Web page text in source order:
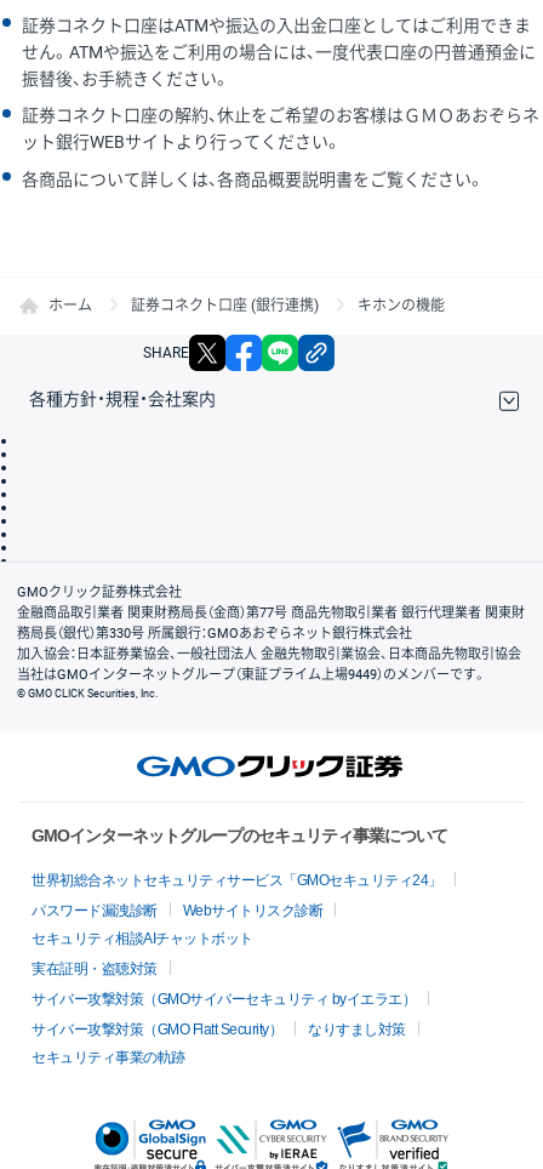
証券コネクト口座はATMや振込の入出金口座としてはご利用できま
せん。ATMや振込をご利用の場合には、一度代表口座の円普通預金に
振替後、お手続きください。
証券コネクト口座の解約、休止をご希望のお客様はＧＭＯあおぞらネ
ット銀行WEBサイトより行ってください。
各商品について詳しくは、各商品概要説明書をご覧ください。
ホーム 証券コネクト口座 (銀行連携) キホンの機能
SHARE X facebook
各種方針・規程・会社案内
会社案内
GMOクリック証券株式会社
金融商品取引業者 関東財務局長（金商）第77号 商品先物取引業者 銀行代理業者 関東財
務局長（銀代）第330号 所属銀行：GMOあおぞらネット銀行株式会社
加入協会：日本証券業協会、一般社団法人 金融先物取引業協会、日本商品先物取引協会
当社はGMOインターネットグループ（東証プライム上場9449）のメンバーです。
© GMO CLICK Securities, Inc.
GMOインターネットグループのセキュリティ事業について
世界初総合ネットセキュリティサービス「GMOセキュリティ24」
パスワード漏洩診断
Webサイトリスク診断
セキュリティ相談AIチャットボット
実在証明・盗聴対策
サイバー攻撃対策（GMOサイバーセキュリティ byイエラエ）
サイバー攻撃対策（GMO Flatt Security）
なりすまし対策
セキュリティ事業の軌跡